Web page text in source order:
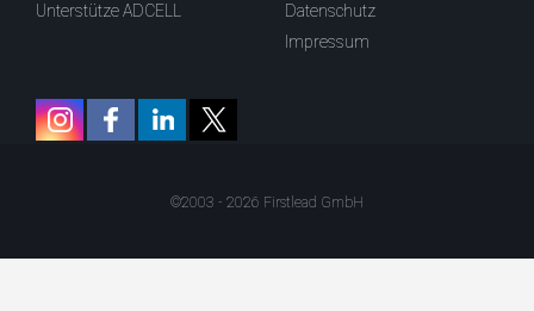
Unterstütze ADCELL
Datenschutz
Impressum
©2003 - 2026 Firstlead GmbH